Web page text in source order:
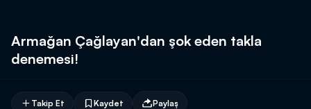
Armağan Çağlayan'dan şok eden takla
denemesi!
Takip Et Kaydet Paylaş